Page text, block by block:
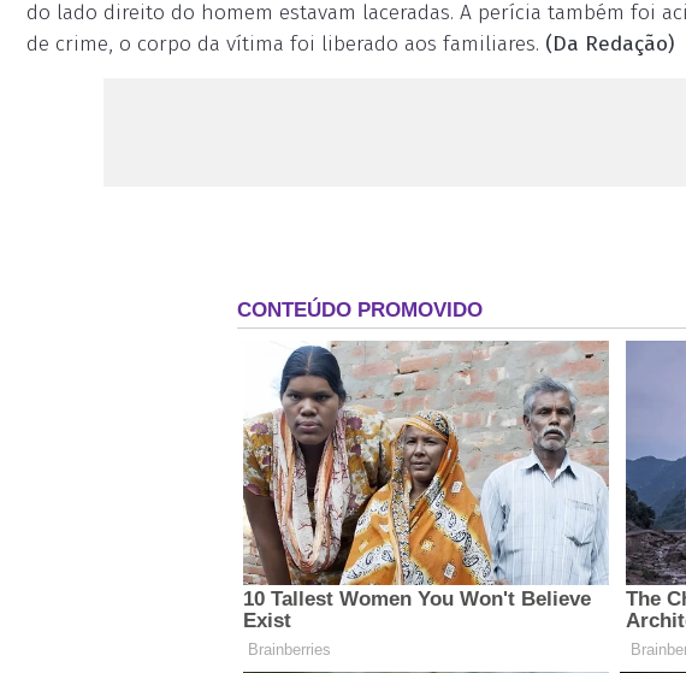
do lado direito do homem estavam laceradas. A perícia também foi
de crime, o corpo da vítima foi liberado aos familiares. (Da Redação)